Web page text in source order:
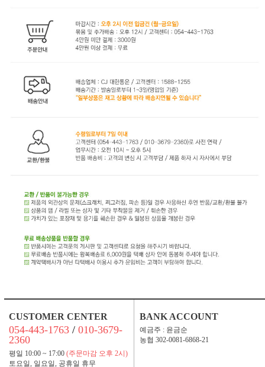
CUSTOMER CENTER
054-443-1763 / 010-3679-
2360
평일 10:00 ~ 17:00 (주문마감 오후 2시)
토요일, 일요일, 공휴일 휴무
BANK ACCOUNT
예금주 : 윤금순
농협 302-0081-6868-21